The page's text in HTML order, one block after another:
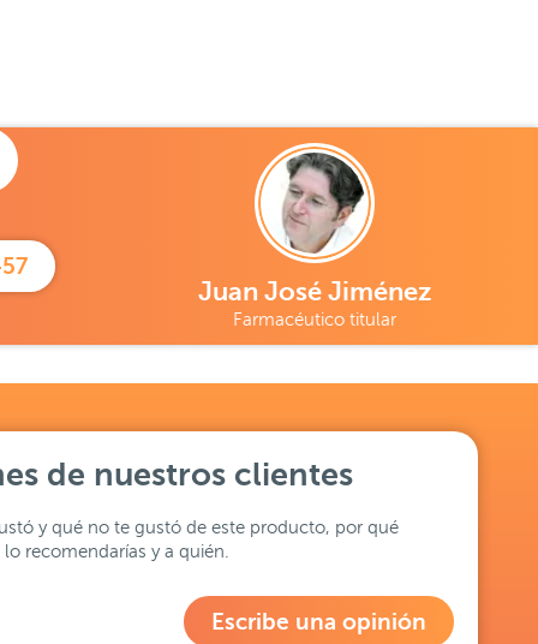
Juan José Jiménez
Farmacéutico titular
de nuestros clientes
y qué no te gustó de este producto, por qué
lo recomendarías y a quién.
Escribe una opinión